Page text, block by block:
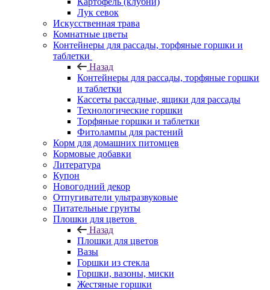
Лук севок
Искусственная трава
Комнатные цветы
Контейнеры для рассады, торфяные горшки и
таблетки
Назад
Контейнеры для рассады, торфяные горшки
и таблетки
Кассеты рассадные, ящики для рассады
Технологические горшки
Торфяные горшки и таблетки
Фитолампы для растений
Корм для домашних питомцев
Кормовые добавки
Литература
Купон
Новогодний декор
Отпугиватели ультразвуковые
Питательные грунты
Плошки для цветов
Назад
Плошки для цветов
Вазы
Горшки из стекла
Горшки, вазоны, миски
Жестяные горшки